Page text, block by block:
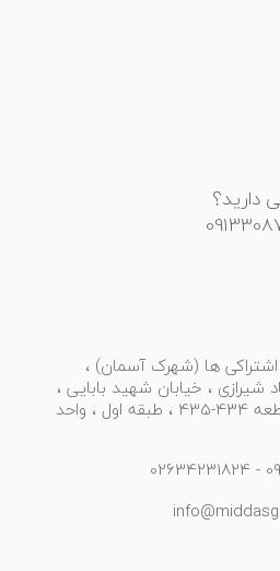
دارید؟
اشتراکی ها (شهرک آسمان) ،
، خیابان شهید بابایی ،
مجتمع کیامال ، قطعه 434-435 ، طبقه اول ، واحد